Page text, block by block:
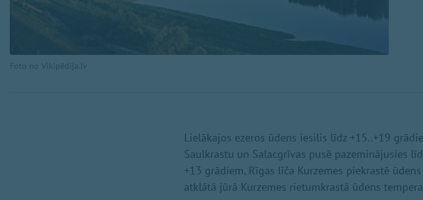
Foto no Vikipēdija.lv
Lielākajos ezeros ūdens iesilis līdz +15..+19
Saulkrastu un Salacgrīvas pusē pazeminājusies
+13 grādiem, Rīgas līča Kurzemes piekrastē
atklātā jūrā Kurzemes rietumkrastā ūdens